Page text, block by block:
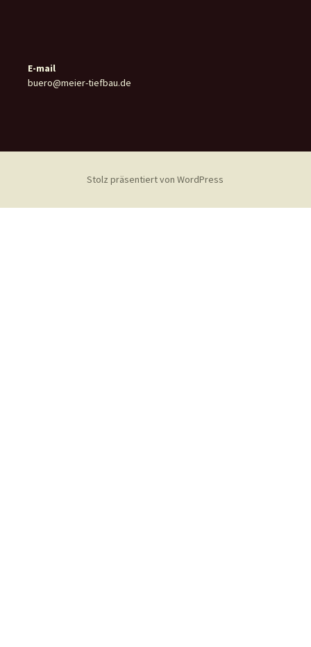
E-mail
buero@meier-tiefbau.de
Stolz präsentiert von WordPress